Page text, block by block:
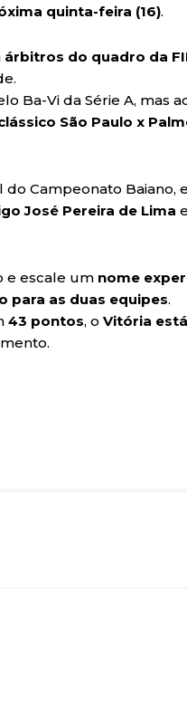
quinta-feira (16).
árbitros do quadro da
Ba-Vi da Série A, mas
São Paulo x
do Campeonato Baiano,
José Pereira de Lima
e escale um nome
para as duas equipes.
43 pontos, o Vitória está